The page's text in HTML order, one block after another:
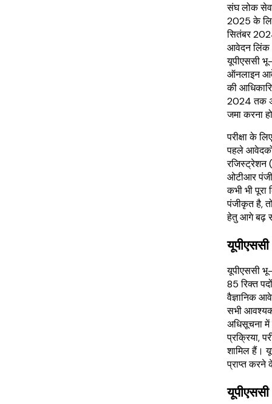
संघ लोक सेवा
2025 के
सितंबर
आवेदन लिंक
यूपीएससी
ऑनलाइन
की
2024 तक
जमा करना
परीक्षा के
पहले
रजिस्ट्रेशन
ओटीआर
कभी भी
पंजीकृत है,
हेतु आगे बढ़
यूपीएससी
85 रिक्त
वैज्ञानिक
सभी आवश्यक
अधिसूचना में
प्रक्रिया,
शामिल हैं।
प्राप्त करने